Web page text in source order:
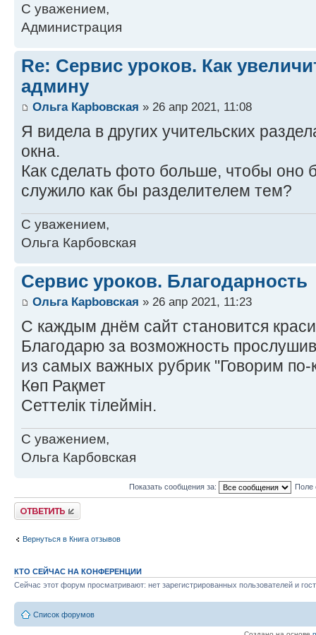
С уважением,
Администрация
Re: Сервис уроков. Как
админу
Ольга Карbовская » 26 апр 2021, 11:08
Я видела в других учительских
окна.
Как сделать фото больше, чтобы оно
служило как бы разделителем тем?
С уважением,
Ольга Карбовская
Сервис уроков. Благодарность
Ольга Карbовская » 26 апр 2021, 11:23
С каждым днём сайт становится
Благодарю за возможность
из самых важных рубрик "Говорим по-
Көп Рақмет
Сеттелік тілеймін.
С уважением,
Ольга Карбовская
Показать сообщения за: Поле
Ответить
Вернуться в Книга отзывов
КТО СЕЙЧАС НА КОНФЕРЕНЦИИ
Сейчас этот форум просматривают: нет зарегистрированных пользователей и
Список форумов